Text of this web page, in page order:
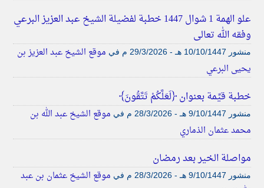
علو الهمة 1 شوال 1447 خطبة لفضيلة الشيخ عبد العزيز البرعي
وفقه الله تعالى
منشور في موقع الشيخ عبد العزيز بن
يحيى البرعي
خطبة قيِّمة بعنوان ﴿لَعَلَّكُمْ تَتَّقُونَ﴾
منشور في موقع الشيخ عبد الله بن
محمد عثمان الذماري
مواصلة الخير بعد رمضان
منشور في موقع الشيخ عثمان بن عبد